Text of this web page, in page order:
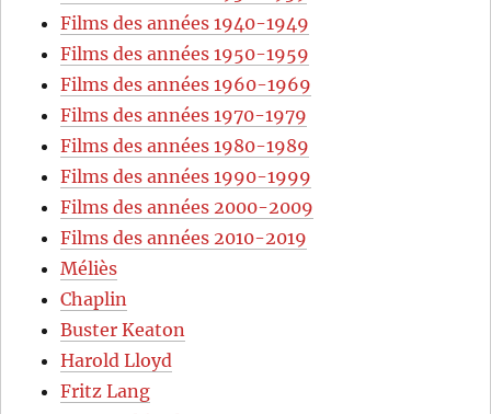
Films des années 1940-1949
Films des années 1950-1959
Films des années 1960-1969
Films des années 1970-1979
Films des années 1980-1989
Films des années 1990-1999
Films des années 2000-2009
Films des années 2010-2019
Méliès
Chaplin
Buster Keaton
Harold Lloyd
Fritz Lang